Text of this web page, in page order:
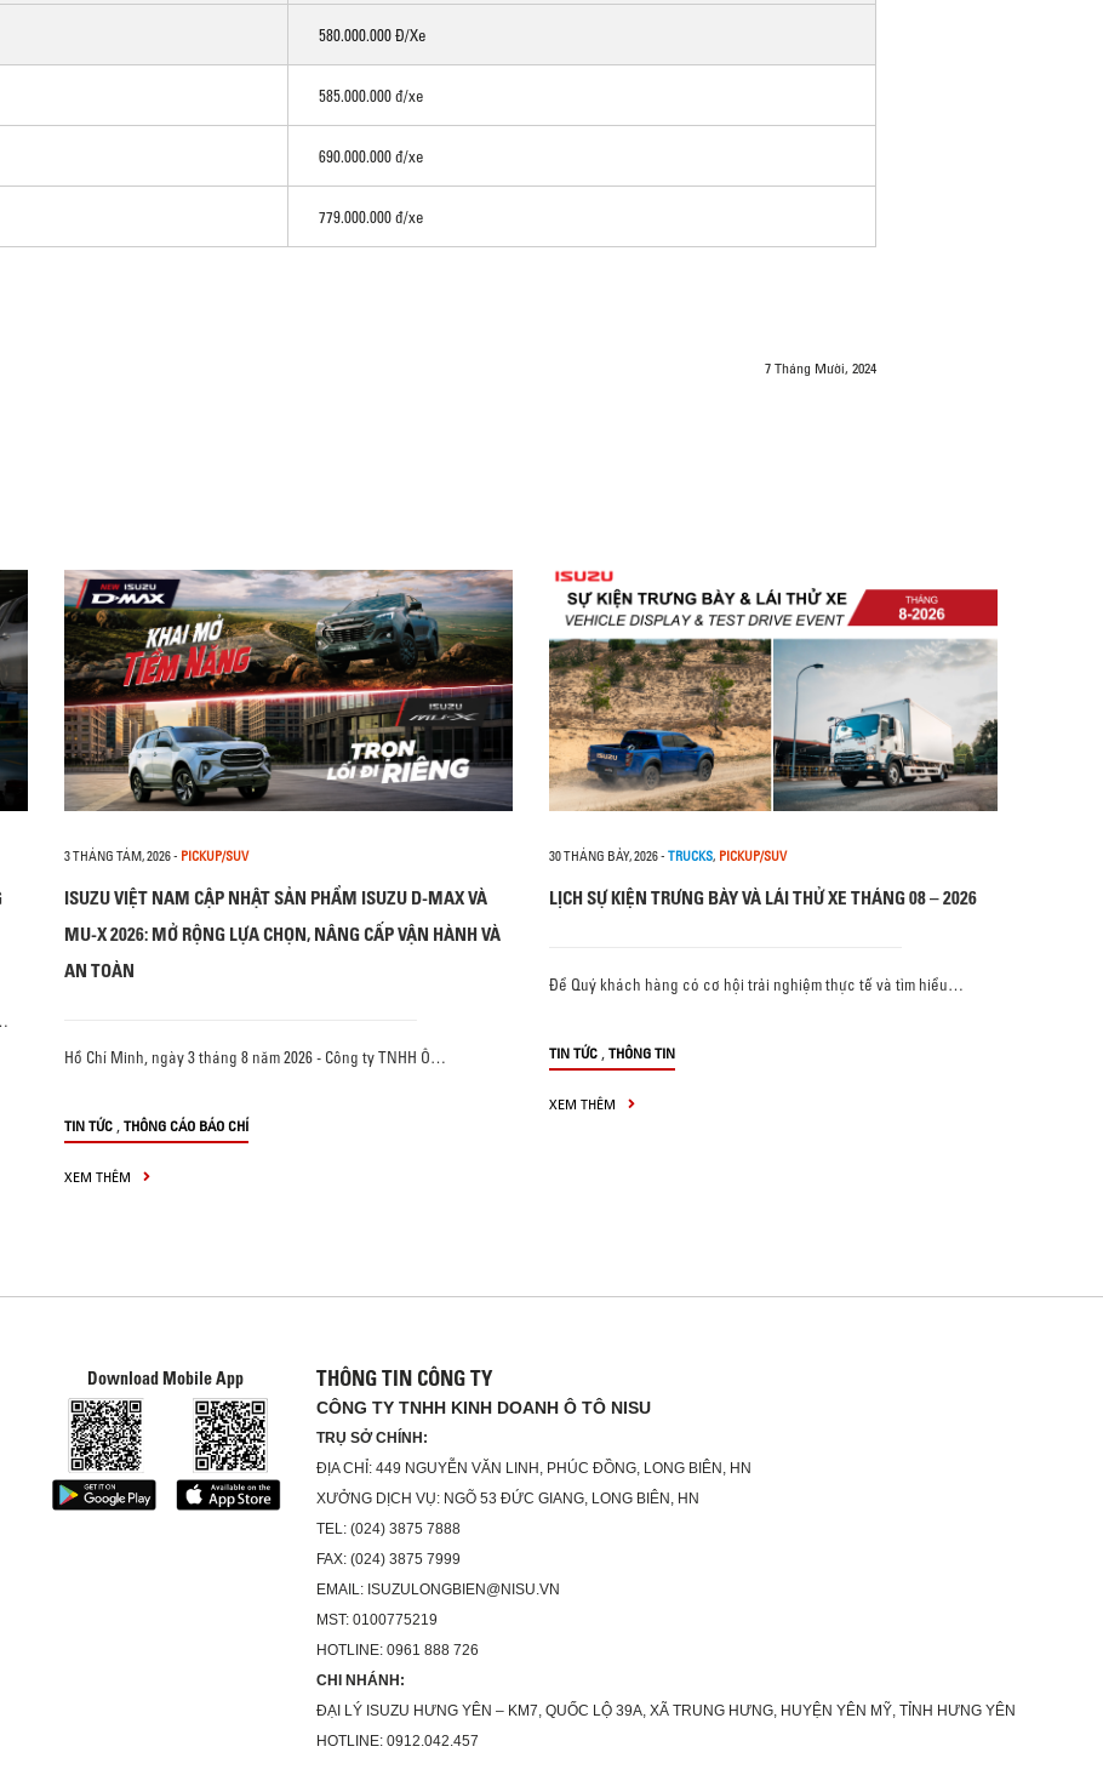
580.000.000 Đ/xe
585.000.000 đ/xe
690.000.000 đ/xe
779.000.000 đ/xe
7 Tháng Mười, 2024
3 THÁNG TÁM, 2026- PICKUP/SUV
ISUZU VIỆT NAM CẬP NHẬT SẢN PHẨM ISUZU D-MAX VÀ
MU-X 2026: MỞ RỘNG LỰA CHỌN, NÂNG CẤP VẬN HÀNH VÀ
AN TOÀN
Hồ Chí Minh, ngày 3 tháng 8 năm 2026 - Công ty TNHH Ô…
TIN TỨC , THÔNG CÁO BÁO CHÍ
XEM THÊM
30 THÁNG BẢY, 2026- TRUCKS, PICKUP/SUV
LỊCH SỰ KIỆN TRƯNG BÀY VÀ LÁI THỬ XE THÁNG 08 – 2026
Để Quý khách hàng có cơ hội trải nghiệm thực tế và tìm hiểu…
TIN TỨC , THÔNG TIN
XEM THÊM
Download Mobile App THÔNG TIN CÔNG TY
CÔNG TY TNHH KINH DOANH Ô TÔ NISU
TRỤ SỞ CHÍNH:
ĐỊA CHỈ: 449 NGUYỄN VĂN LINH, PHÚC ĐỒNG, LONG BIÊN, HN
XƯỞNG DỊCH VỤ: NGÕ 53 ĐỨC GIANG, LONG BIÊN, HN
TEL: (024) 3875 7888
FAX: (024) 3875 7999
EMAIL: ISUZULONGBIEN@NISU.VN
MST: 0100775219
HOTLINE: 0961 888 726
CHI NHÁNH:
ĐẠI LÝ ISUZU HƯNG YÊN – KM7, QUỐC LỘ 39A, XÃ TRUNG HƯNG, HUYỆN YÊN MỸ, TỈNH HƯNG YÊN
HOTLINE: 0912.042.457